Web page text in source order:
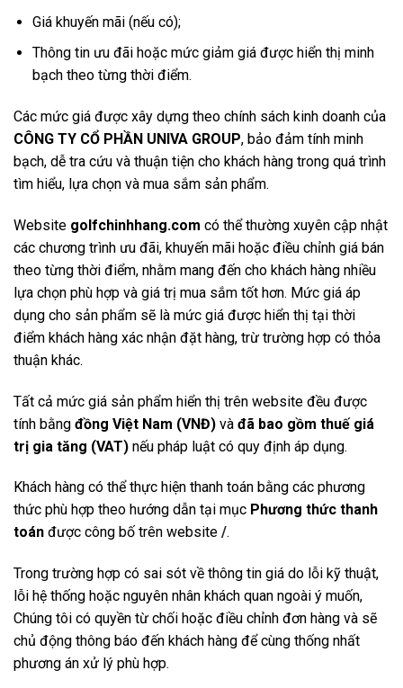
Giá khuyến mãi (nếu có);
Thông tin ưu đãi hoặc mức giảm giá được hiển thị minh
bạch theo từng thời điểm.
Các mức giá được xây dựng theo chính sách kinh doanh của
CÔNG TY CỔ PHẦN UNIVA GROUP, bảo đảm tính minh
bạch, dễ tra cứu và thuận tiện cho khách hàng trong quá trình
tìm hiểu, lựa chọn và mua sắm sản phẩm.
Website golfchinhhang.com có thể thường xuyên cập nhật
các chương trình ưu đãi, khuyến mãi hoặc điều chỉnh giá bán
theo từng thời điểm, nhằm mang đến cho khách hàng nhiều
lựa chọn phù hợp và giá trị mua sắm tốt hơn. Mức giá áp
dụng cho sản phẩm sẽ là mức giá được hiển thị tại thời
điểm khách hàng xác nhận đặt hàng, trừ trường hợp có thỏa
thuận khác.
Tất cả mức giá sản phẩm hiển thị trên website đều được
tính bằng đồng Việt Nam (VNĐ) và đã bao gồm thuế giá
trị gia tăng (VAT) nếu pháp luật có quy định áp dụng.
Khách hàng có thể thực hiện thanh toán bằng các phương
thức phù hợp theo hướng dẫn tại mục Phương thức thanh
toán được công bố trên website /.
Trong trường hợp có sai sót về thông tin giá do lỗi kỹ thuật,
lỗi hệ thống hoặc nguyên nhân khách quan ngoài ý muốn,
Chúng tôi có quyền từ chối hoặc điều chỉnh đơn hàng và sẽ
chủ động thông báo đến khách hàng để cùng thống nhất
phương án xử lý phù hợp.